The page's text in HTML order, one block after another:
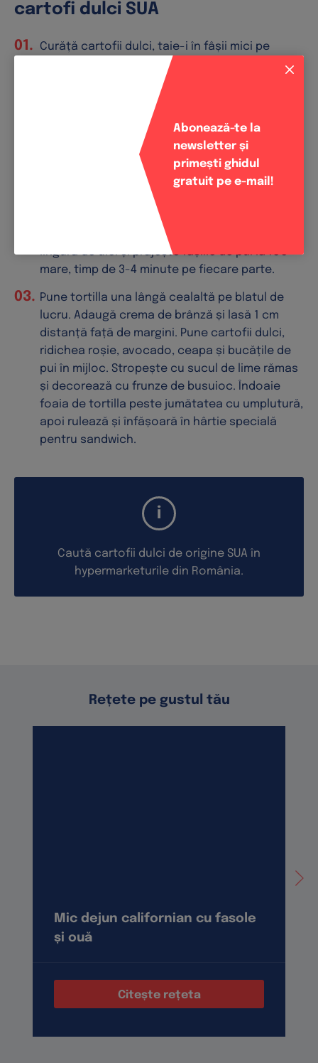
cartofi dulci SUA
Curăță cartofii dulci, taie-i în fâșii mici pe
lungime. Taie ceapa pe jumătate, tot în fâșii, la
fel și pieptul de pui. Taie avocadoul în
jumătate, scoate miezul și curăță-l. Taie pulpa
în felii subțiri și amestecă cu 1 linguriță de suc
de lime. Spală ridichea roșie și las-o să se
Încălzește 1 lingură de ulei într-o tigaie
antiaderentă. Prăjește cartofii dulci și ceapa la
foc mediu. Asezonează cu sare, curry și piper,
apoi ia tigaia de pe foc. Încălzește din nou 1
lingură de ulei și prăjește fâșiile de pui la foc
mare, timp de 3-4 minute pe fiecare parte.
Pune tortilla una lângă cealaltă pe blatul de
lucru. Adaugă crema de brânză și lasă 1 cm
distanță față de margini. Pune cartofii dulci,
ridichea roșie, avocado, ceapa și bucățile de
pui în mijloc. Stropește cu sucul de lime rămas
și decorează cu frunze de busuioc. Îndoaie
foaia de tortilla peste jumătatea cu umplutură,
apoi rulează și înfășoară în hârtie specială
pentru sandwich.
Caută cartofii dulci de origine SUA în
hypermarketurile din România.
Rețete pe gustul tău
Mic dejun californian cu fasole
și ouă
Citește rețeta
Abonează-te la
newsletter și
primești ghidul
gratuit pe e-mail!